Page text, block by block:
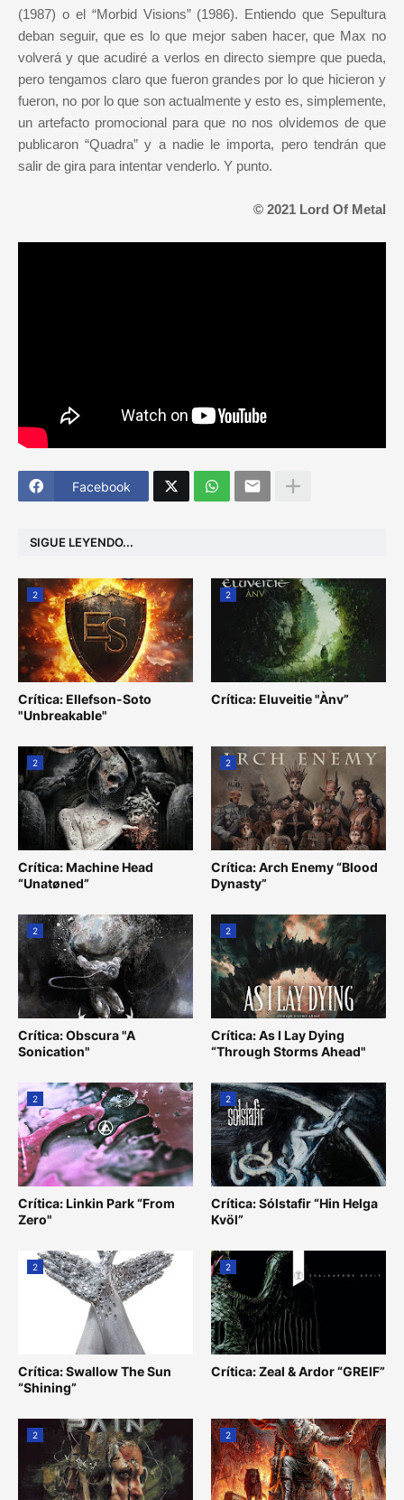
(1987) o el “Morbid Visions” (1986). Entiendo que Sepultura
deban seguir, que es lo que mejor saben hacer, que Max no
volverá y que acudiré a verlos en directo siempre que pueda,
pero tengamos claro que fueron grandes por lo que hicieron y
fueron, no por lo que son actualmente y esto es, simplemente,
un artefacto promocional para que no nos olvidemos de que
publicaron “Quadra” y a nadie le importa, pero tendrán que
salir de gira para intentar venderlo. Y punto.
© 2021 Lord Of Metal
Facebook
SIGUE LEYENDO...
2
Crítica: Ellefson-Soto
"Unbreakable"
2
Crítica: Eluveitie "Ànv”
2
Crítica: Machine Head
“Unatøned”
2
Crítica: Arch Enemy “Blood
Dynasty”
2
Crítica: Obscura "A
Sonication"
2
Crítica: As I Lay Dying
“Through Storms Ahead"
2
Crítica: Linkin Park “From
Zero"
2
Crítica: Sólstafir “Hin Helga
Kvöl”
2
Crítica: Swallow The Sun
“Shining”
2
Crítica: Zeal & Ardor “GREIF”
2 2